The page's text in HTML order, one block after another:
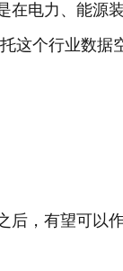
在电力、能源
这个行业数据
后，有望可以